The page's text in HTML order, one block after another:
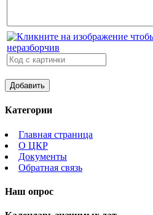
Категории
Главная страница
О ЦКР
Документы
Обратная связь
Наш опрос